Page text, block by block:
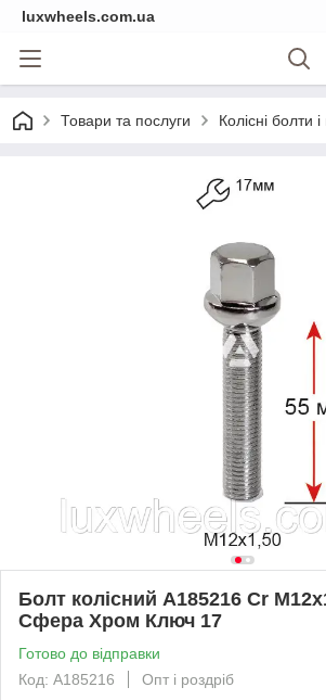
luxwheels.com.ua
Товари та послуги Колісні болти
Болт колісний A185216 Cr
Сфера Хром Ключ 17
Готово до відправки
Код: A185216
Опт і роздріб